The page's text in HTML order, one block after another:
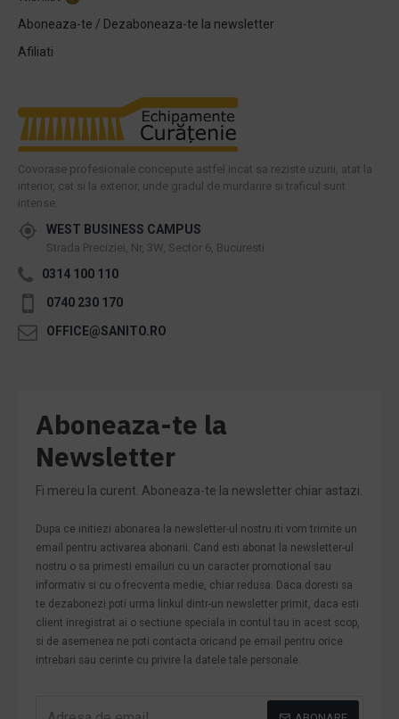
Aboneaza-te / Dezaboneaza-te la newsletter
Afiliati
Covorase profesionale concepute astfel incat sa reziste uzurii, atat la
interior, cat si la exterior, unde gradul de murdarire si traficul sunt
intense.
WEST BUSINESS CAMPUS
Strada Preciziei, Nr, 3W, Sector 6, Bucuresti
0314 100 110
0740 230 170
OFFICE@SANITO.RO
Aboneaza-te la
Newsletter
Fi mereu la curent. Aboneaza-te la newsletter chiar astazi.
Dupa ce initiezi abonarea la newsletter-ul nostru iti vom trimite un
email pentru activarea abonarii. Cand esti abonat la newsletter-ul
nostru o sa primesti emailuri cu un caracter promotional sau
informativ si cu o frecventa medie, chiar redusa. Daca doresti sa
te dezabonezi poti urma linkul dintr-un newsletter primit, daca esti
client inregistrat ai o sectiune speciala in contul tau in acest scop,
si de asemenea ne poti contacta oricand pe email pentru orice
intrebari sau cerinte cu privire la datele tale personale.